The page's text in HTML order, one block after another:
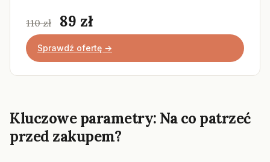
110 zł 89 zł
Sprawdź ofertę →
Kluczowe parametry: Na co patrzeć
przed zakupem?